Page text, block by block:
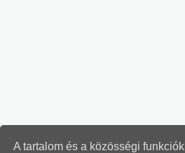
A tartalom és a közösségi funkciók